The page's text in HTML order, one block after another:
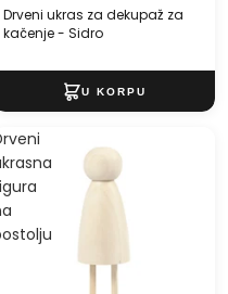
Drveni ukras za dekupaž za
kačenje - Sidro